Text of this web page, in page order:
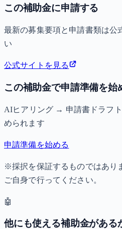
この補助金に申請する
最新の募集要項と申請書類は公
い
公式サイトを見る
この補助金で申請準備を始
AIヒアリング → 申請書ドラフ
められます
申請準備を始める
※採択を保証するものではあり
ご自身で行ってください。
🤖
他にも使える補助金がある